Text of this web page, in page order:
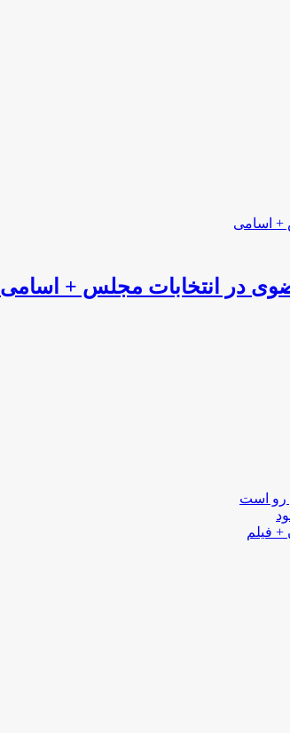
در انتخابات مجلس + اسامی
رو است
+ فیلم